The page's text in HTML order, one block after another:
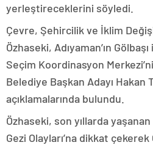
yerleştireceklerini söyledi.
Çevre, Şehircilik ve İklim
Özhaseki, Adıyaman’ın
Seçim Koordinasyon
Belediye Başkan Adayı Hakan
açıklamalarında bulundu.
Özhaseki, son yıllarda
Gezi Olayları’na dikkat